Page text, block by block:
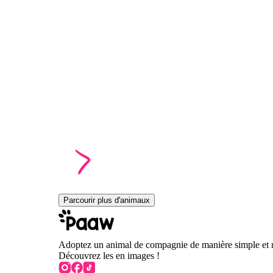
Parcourir plus d'animaux
Adoptez un animal de compagnie de manière simple et
Découvrez les en images !